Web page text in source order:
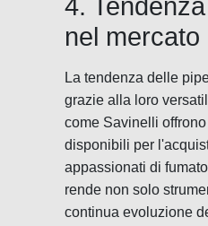
4.
nel mercato
La tendenza delle
grazie alla loro
come Savinelli
disponibili per
appassionati di
rende non solo
continua evoluzione